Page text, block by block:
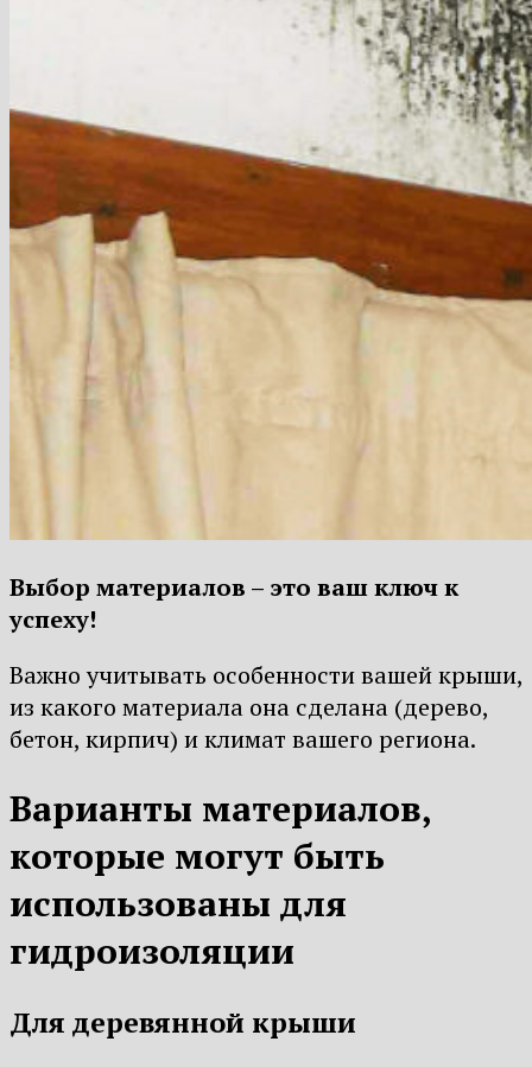
Выбор материалов – это ваш ключ к
успеху!
Важно учитывать особенности вашей крыши,
из какого материала она сделана (дерево,
бетон, кирпич) и климат вашего региона.
Варианты материалов,
которые могут быть
использованы для
гидроизоляции
Для деревянной крыши